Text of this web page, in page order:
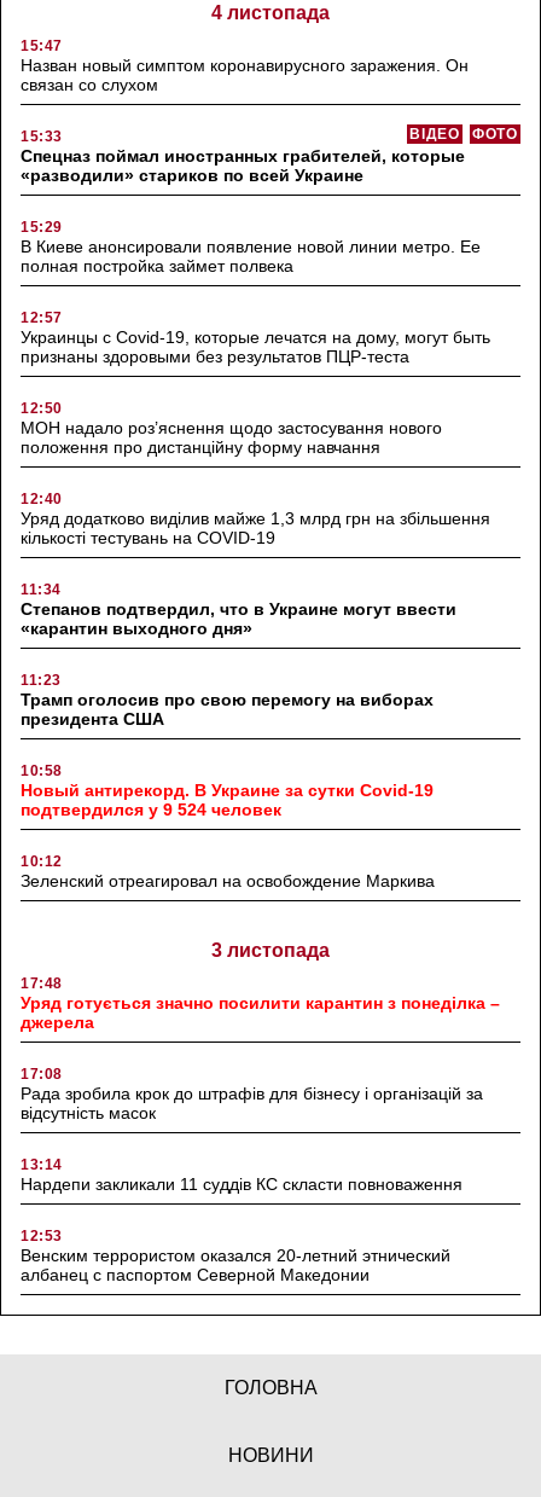
4 листопада
15:47
Назван новый симптом коронавирусного заражения. Он
связан со слухом
15:33 ФОТО
ВІДЕО
Спецназ поймал иностранных грабителей, которые
«разводили» стариков по всей Украине
15:29
В Киеве анонсировали появление новой линии метро. Ее
полная постройка займет полвека
12:57
Украинцы с Covid-19, которые лечатся на дому, могут быть
признаны здоровыми без результатов ПЦР-теста
12:50
МОН надало роз’яснення щодо застосування нового
положення про дистанційну форму навчання
12:40
Уряд додатково виділив майже 1,3 млрд грн на збільшення
кількості тестувань на COVID-19
11:34
Степанов подтвердил, что в Украине могут ввести
«карантин выходного дня»
11:23
Трамп оголосив про свою перемогу на виборах
президента США
10:58
Новый антирекорд. В Украине за сутки Covid-19
подтвердился у 9 524 человек
10:12
Зеленский отреагировал на освобождение Маркива
3 листопада
17:48
Уряд готується значно посилити карантин з понеділка –
джерела
17:08
Рада зробила крок до штрафів для бізнесу і організацій за
відсутність масок
13:14
Нардепи закликали 11 суддів КС скласти повноваження
12:53
Венским террористом оказался 20-летний этнический
албанец с паспортом Северной Македонии
ГОЛОВНА
НОВИНИ